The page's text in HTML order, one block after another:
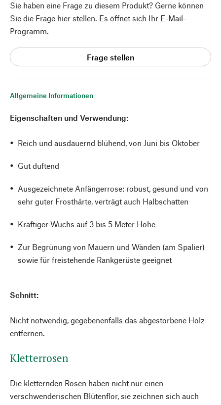
Allgemeine Informationen
Eigenschaften und Verwendung:
Reich und ausdauernd blühend, von Juni bis Oktober
Gut duftend
Ausgezeichnete Anfängerrose: robust, gesund und von
sehr guter Frosthärte, verträgt auch Halbschatten
Kräftiger Wuchs auf 3 bis 5 Meter Höhe
Zur Begrünung von Mauern und Wänden (am Spalier)
sowie für freistehende Rankgerüste geeignet
Schnitt:
Nicht notwendig, gegebenenfalls das abgestorbene Holz
entfernen.
Kletterrosen
Die kletternden Rosen haben nicht nur einen
verschwenderischen Blütenflor, sie zeichnen sich auch
Sie haben eine Frage zu diesem Produkt? Gerne können
Sie die Frage hier stellen. Es öffnet sich Ihr E-Mail-
Programm.
Frage stellen